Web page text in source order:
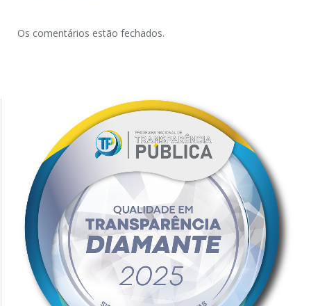
Os comentários estão fechados.